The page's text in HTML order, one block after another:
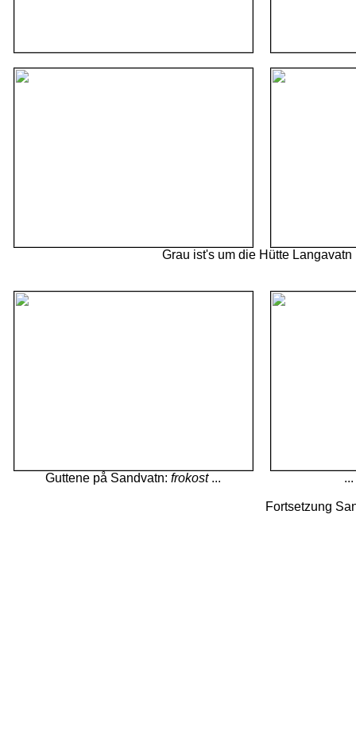
Grau ist's um die Hütte Langavatn
Guttene på Sandvatn: frokost... ...
Fortsetzung